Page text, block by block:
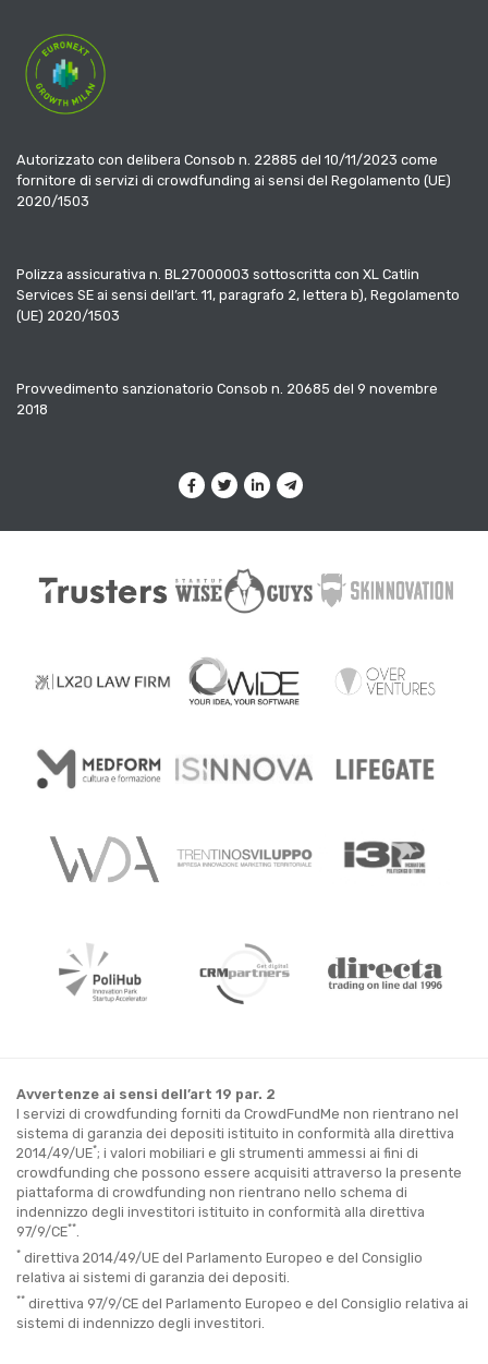
Autorizzato con delibera Consob n. 22885 del 10/11/2023 come
fornitore di servizi di crowdfunding ai sensi del Regolamento (UE)
2020/1503
Polizza assicurativa n. BL27000003 sottoscritta con XL Catlin
Services SE ai sensi dell’art. 11, paragrafo 2, lettera b), Regolamento
(UE) 2020/1503
Provvedimento sanzionatorio Consob n. 20685 del 9 novembre
2018
Avvertenze ai sensi dell’art 19 par. 2
I servizi di crowdfunding forniti da CrowdFundMe non rientrano nel
sistema di garanzia dei depositi istituito in conformità alla direttiva
2014/49/UE*; i valori mobiliari e gli strumenti ammessi ai fini di
crowdfunding che possono essere acquisiti attraverso la presente
piattaforma di crowdfunding non rientrano nello schema di
indennizzo degli investitori istituito in conformità alla direttiva
97/9/CE**
* direttiva 2014/49/UE del Parlamento Europeo e del Consiglio
relativa ai sistemi di garanzia dei depositi.
** direttiva 97/9/CE del Parlamento Europeo e del Consiglio relativa ai
sistemi di indennizzo degli investitori.